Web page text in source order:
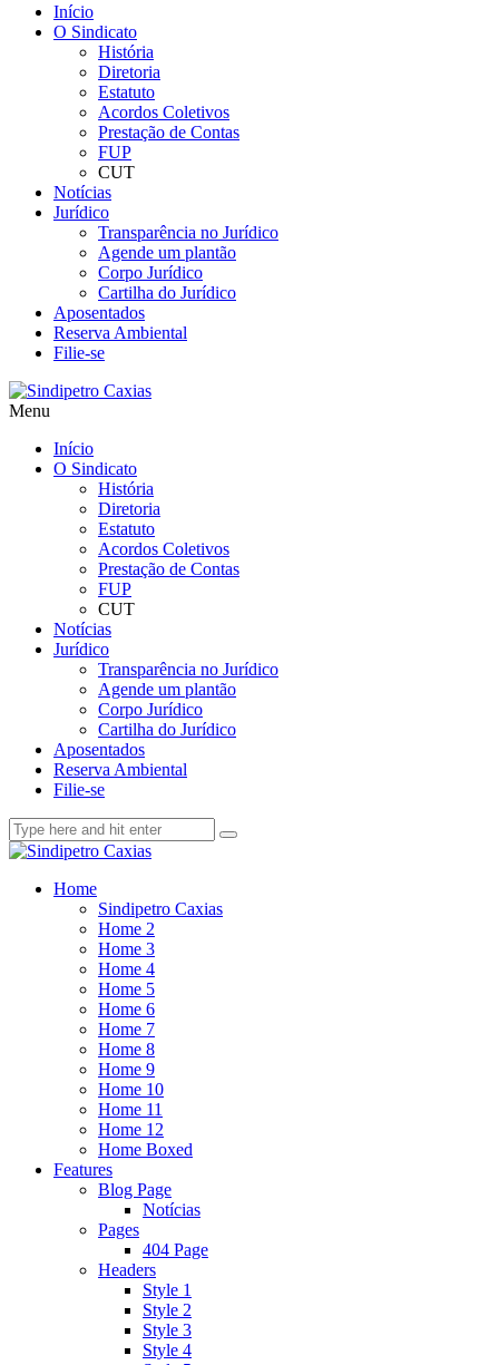
Início
O Sindicato
História
Diretoria
Estatuto
Acordos Coletivos
Prestação de Contas
FUP
CUT
Notícias
Jurídico
Transparência no Jurídico
Agende um plantão
Corpo Jurídico
Cartilha do Jurídico
Aposentados
Reserva Ambiental
Filie-se
Menu
Início
O Sindicato
História
Diretoria
Estatuto
Acordos Coletivos
Prestação de Contas
FUP
CUT
Notícias
Jurídico
Transparência no Jurídico
Agende um plantão
Corpo Jurídico
Cartilha do Jurídico
Aposentados
Reserva Ambiental
Filie-se
Home
Sindipetro Caxias
Home 2
Home 3
Home 4
Home 5
Home 6
Home 7
Home 8
Home 9
Home 10
Home 11
Home 12
Home Boxed
Features
Blog Page
Notícias
Pages
404 Page
Headers
Style 1
Style 2
Style 3
Style 4